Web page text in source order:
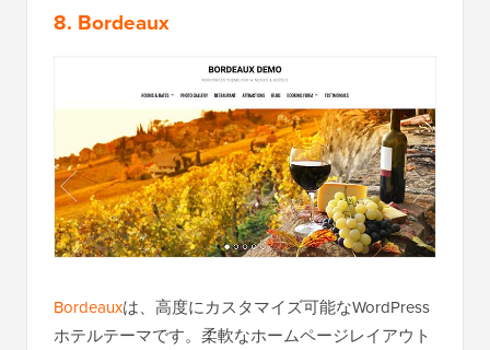
8. Bordeaux
Bordeauxは、高度にカスタマイズ可能なWordPress
ホテルテーマです。柔軟なホームページレイアウト